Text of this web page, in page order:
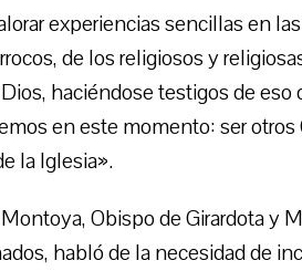
experiencias sencillas en
de los religiosos y
haciéndose testigos de
en este momento: ser otros
la Iglesia».
Obispo de Girardota y
habló de la necesidad de